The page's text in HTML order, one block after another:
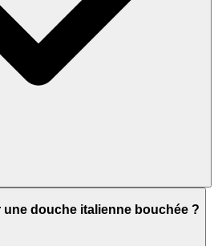
douche italienne bouchée ?